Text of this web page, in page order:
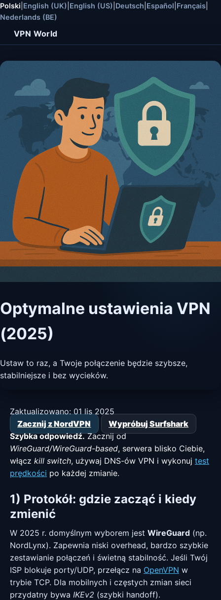
Polski English (UK) English (US) Deutsch Español Français
Nederlands (BE)
VPN World
Optymalne ustawienia VPN
(2025)
Ustaw to raz, a Twoje połączenie będzie szybsze,
stabilniejsze i bez wycieków.
Zaktualizowano: 01 lis 2025
Zacznij z NordVPN
Wypróbuj Surfshark
Szybka odpowiedź.Zacznij od
WireGuard/WireGuard-based, serwera blisko Ciebie,
włącz kill switch, używaj DNS-ów VPN i wykonuj test
prędkości po każdej zmianie.
1) Protokół: gdzie zacząć i kiedy
zmienić
W 2025 r. domyślnym wyborem jest WireGuard (np.
NordLynx). Zapewnia niski overhead, bardzo szybkie
zestawianie połączeń i świetną stabilność. Jeśli Twój
ISP blokuje porty/UDP, przełącz na OpenVPN w
trybie TCP. Dla mobilnych i częstych zmian sieci
przydatny bywa IKEv2 (szybki handoff).